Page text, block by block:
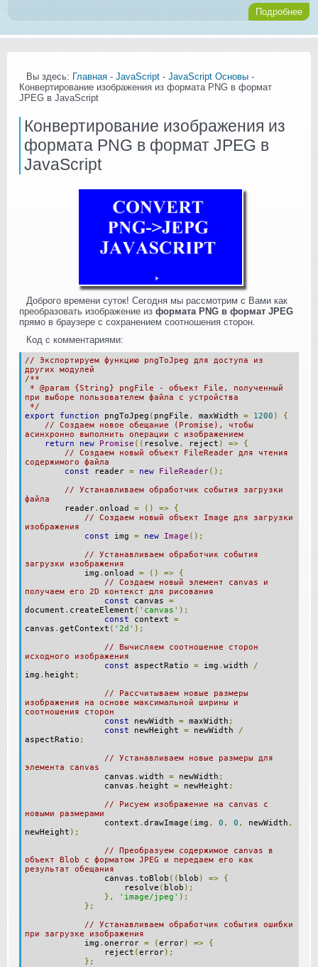
Подробнее
Вы здесь: Главная - JavaScript - JavaScript Основы -
Конвертирование изображения из формата PNG в формат
JPEG в JavaScript
Конвертирование изображения из
формата PNG в формат JPEG в
JavaScript
Доброго времени суток! Сегодня мы рассмотрим с Вами как
преобразовать изображение из формата PNG в формат JPEG
прямо в браузере с сохранением соотношения сторон.
Код с комментариями:
// Экспортируем функцию pngToJpeg для доступа из
других модулей
/**
* @param {String} pngFile - объект File, полученный
при выборе пользователем файла с устройства
*/
export
function pngToJpeg ( pngFile , maxWidth = 1200 )
{
// Создаем новое обещание (Promise), чтобы
асинхронно выполнить операции с изображением
return
new Promise (( resolve , reject ) =>
{
// Создаем новый объект FileReader для чтения
содержимого файла
const reader = new FileReader();
// Устанавливаем обработчик события загрузки
файла
reader. onload = () =>
{
// Создаем новый объект Image для загрузки
изображения
const img = new Image ();
// Устанавливаем обработчик события
загрузки изображения
img . onload = () =>
{
// Создаем новый элемент canvas и
получаем его 2D контекст для рисования
const canvas =
document . createElement ( 'canvas' );
const context =
canvas . getContext ( '2d' );
// Вычисляем соотношение сторон
исходного изображения
const aspectRatio = img . width /
img . height ;
// Рассчитываем новые размеры
изображения на основе максимальной ширины и
соотношения сторон
const newWidth = maxWidth ;
const newHeight = newWidth /
aspectRatio ;
// Устанавливаем новые размеры для
элемента canvas
canvas . width = newWidth ;
canvas . height = newHeight ;
// Рисуем изображение на canvas с
новыми размерами
context . drawImage ( img , 0 , 0 , newWidth ,
newHeight );
// Преобразуем содержимое canvas в
объект Blob с форматом JPEG и передаем его как
результат обещания
canvas . toBlob (( blob ) =>
{
resolve ( blob );
},
'image/jpeg' );
};
// Устанавливаем обработчик события ошибки
при загрузке изображения
img . onerror = (error) =>
{
reject (error);
};